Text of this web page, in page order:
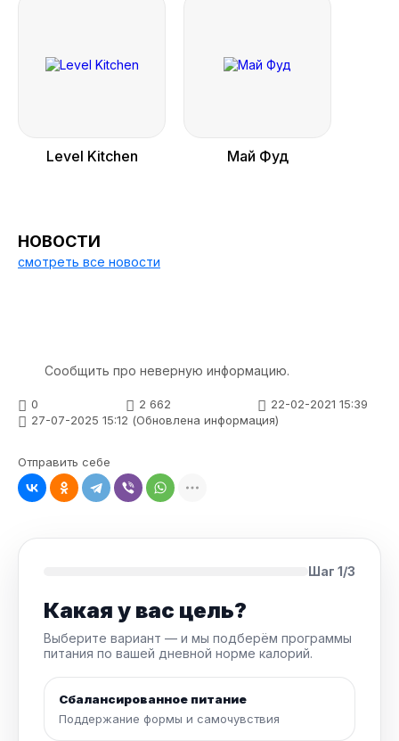
Level Kitchen Май Фуд
НОВОСТИ
смотреть все новости
Сообщить про неверную информацию.
0 2 662
22-02-2021 15:39
27-07-2025 15:12 (Обновлена информация)
Отправить себе
Шаг 1/3
Какая у вас цель?
Выберите вариант — и мы подберём программы
питания по вашей дневной норме калорий.
Сбалансированное питание
Поддержание формы и самочувствия